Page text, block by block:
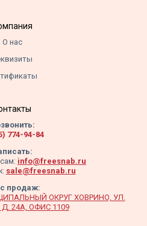
О нас
774-94-84
info@freesnab.ru
sale@freesnab.ru
продаж:
ОКРУГ ХОВРИНО, УЛ.
24А, ОФИС 1109